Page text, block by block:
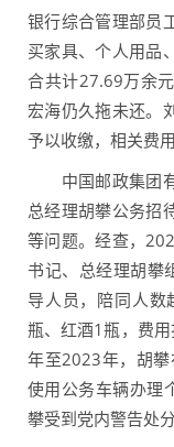
银行综合管理部员
买家具、个人用品
合共计27.69万余
宏海仍久拖未还。
予以收缴，相关费
中国邮政集团有
总经理胡攀公务招
等问题。经查，
书记、总经理胡攀
导人员，陪同人
瓶、红酒1瓶，费
年至2023年，胡攀
使用公务车辆办理
攀受到党内警告处